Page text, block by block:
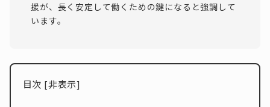
援が、長く安定して働くための鍵になると強調して
います。
目次 [非表示]